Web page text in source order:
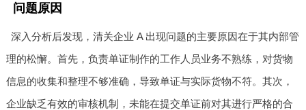
问题原因
深入分析后发现，清关企业 A 出现问题的主要原因在于其内部管
理的松懈。首先，负责单证制作的工作人员业务不熟练，对货物
信息的收集和整理不够准确，导致单证与实际货物不符。其次，
企业缺乏有效的审核机制，未能在提交单证前对其进行严格的合